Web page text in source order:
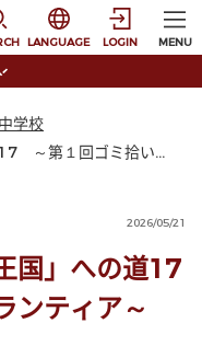
選択すると言語の切
LANGUAGE LOGIN MENU
学校
令和８年度「続・一箕王国」への道17 ～第１回ゴミ拾いボランティア～
2026/05/21
国」への道17
ンティア～